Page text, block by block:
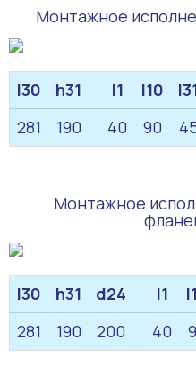
Монтажное
l30 h31 l1 l10
281
190 40 90
Монтажное
l30 h31 d24 l1
281
190 200 40